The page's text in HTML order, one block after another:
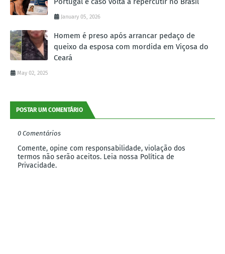
January 05, 2026
Homem é preso após arrancar pedaço de
queixo da esposa com mordida em Viçosa do
Ceará
May 02, 2025
POSTAR UM COMENTÁRIO
0 Comentários
Comente, opine com responsabilidade, violação dos
termos não serão aceitos. Leia nossa Política de
Privacidade.